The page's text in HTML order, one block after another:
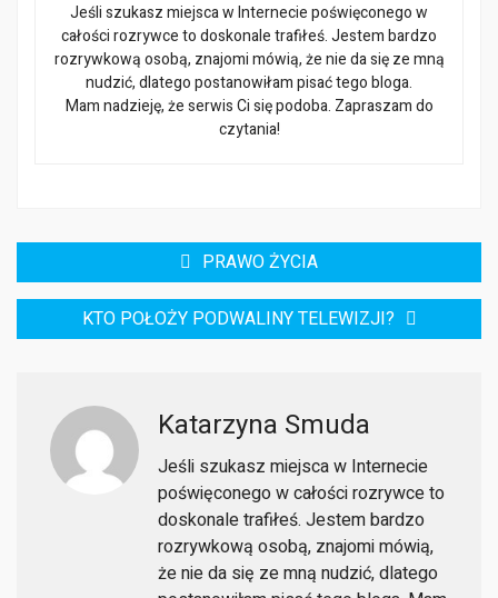
Jeśli szukasz miejsca w Internecie poświęconego w
całości rozrywce to doskonale trafiłeś. Jestem bardzo
rozrywkową osobą, znajomi mówią, że nie da się ze mną
nudzić, dlatego postanowiłam pisać tego bloga.
Mam nadzieję, że serwis Ci się podoba. Zapraszam do
czytania!
wpisu
PRAWO ŻYCIA
KTO POŁOŻY PODWALINY TELEWIZJI?
Katarzyna Smuda
Jeśli szukasz miejsca w Internecie
poświęconego w całości rozrywce to
doskonale trafiłeś. Jestem bardzo
rozrywkową osobą, znajomi mówią,
że nie da się ze mną nudzić, dlatego